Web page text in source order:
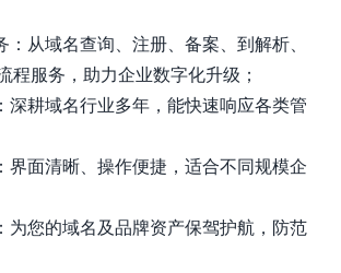
：从域名查询、注册、备案、到解析、
程服务，助力企业数字化升级；
深耕域名行业多年，能快速响应各类管
界面清晰、操作便捷，适合不同规模企
为您的域名及品牌资产保驾护航，防范